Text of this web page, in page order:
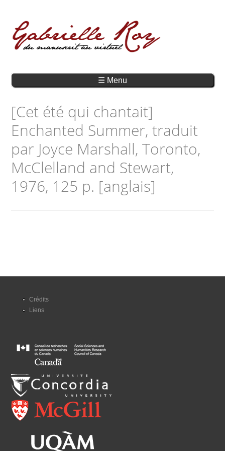
☰ Menu
[Cet été qui chantait]
Enchanted Summer, traduit
par Joyce Marshall, Toronto,
McClelland and Stewart,
1976, 125 p. [anglais]
Crédits
Liens